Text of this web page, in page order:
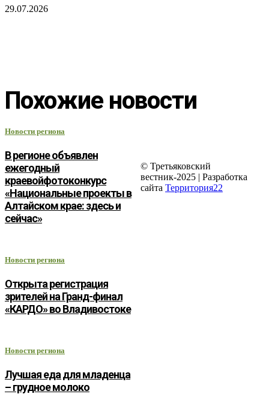
29.07.2026
Похожие новости
Новости региона
В регионе объявлен
ежегодный
краевойфотоконкурс
«Национальные проекты в
Алтайском крае: здесь и
сейчас»
Новости региона
Открыта регистрация
зрителей на Гранд-финал
«КАРДО» во Владивостоке
Новости региона
Лучшая еда для младенца
– грудное молоко
© Третьяковский
вестник-2025 | Разработка
сайта Территория22